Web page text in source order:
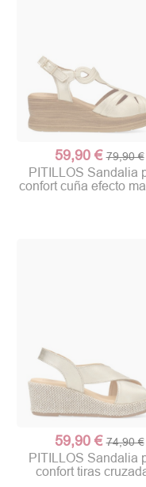
59,90 € 79,90 €
PITILLOS Sandalia
confort cuña efecto
59,90 € 74,90 €
PITILLOS Sandalia
confort tiras